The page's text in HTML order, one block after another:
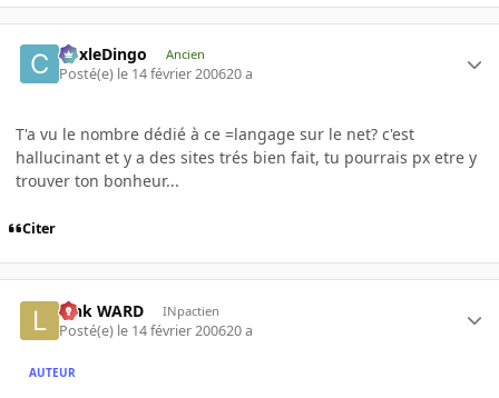
CoxleDingo Ancien
Posté(e) le 14 février 200620 a
T'a vu le nombre dédié à ce =langage sur le net? c'est
hallucinant et y a des sites trés bien fait, tu pourrais px etre y
trouver ton bonheur...
Citer
Link WARD INpactien
Posté(e) le 14 février 200620 a
AUTEUR